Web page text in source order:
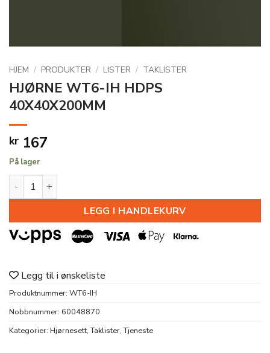
HJEM / PRODUKTER / LISTER / TAKLISTER
HJØRNE WT6-IH HDPS
40X40X200MM
kr 167
På lager
HJØRNE WT6-IH HDPS 40X40X200MM antall
LEGG I HANDLEKURV
Legg til i ønskeliste
Produktnummer: WT6-IH
Nobbnummer: 60048870
Kategorier: Hjørnesett,Taklister,Tjeneste